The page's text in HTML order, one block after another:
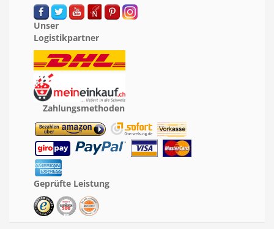
Unser
Logistikpartner
Zahlungsmethoden
Geprüfte Leistung